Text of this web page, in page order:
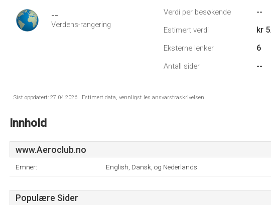
--
Verdens-rangering
Verdi per besøkende --
Estimert verdi kr
Eksterne lenker 6
Antall sider --
Sist oppdatert: 27.04.2026 . Estimert data, vennligst les ansvarsfraskrivelsen.
Innhold
www.Aeroclub.no
Emner: English, Dansk, og Nederlands.
Populære Sider